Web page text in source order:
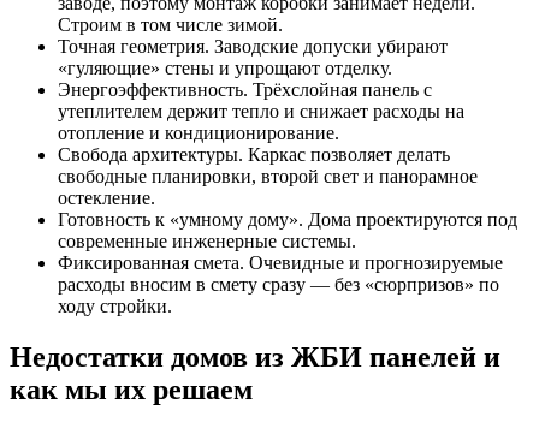
Строим в том числе зимой.
Точная геометрия. Заводские допуски убирают
«гуляющие» стены и упрощают отделку.
Энергоэффективность. Трёхслойная панель с
утеплителем держит тепло и снижает расходы на
отопление и кондиционирование.
Свобода архитектуры. Каркас позволяет делать
свободные планировки, второй свет и панорамное
остекление.
Готовность к «умному дому». Дома проектируются под
современные инженерные системы.
Фиксированная смета. Очевидные и прогнозируемые
расходы вносим в смету сразу — без «сюрпризов» по
ходу стройки.
Недостатки домов из ЖБИ панелей и
как мы их решаем